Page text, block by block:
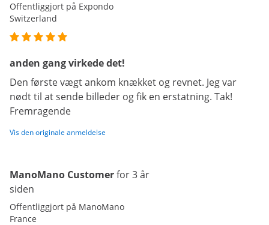
Offentliggjort på Expondo
Switzerland
anden gang virkede det!
Den første vægt ankom knækket og revnet. Jeg var
nødt til at sende billeder og fik en erstatning. Tak!
Fremragende
Vis den originale anmeldelse
ManoMano Customerfor 3 år
siden
Offentliggjort på ManoMano
France